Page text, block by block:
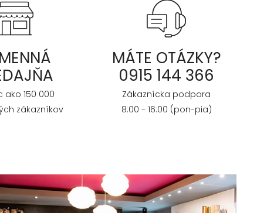
ako 150 000
zákazníkov
MÁTE OTÁZKY?
0915 144 366
Zákaznícka podpora
8:00 - 16:00 (pon-pia)